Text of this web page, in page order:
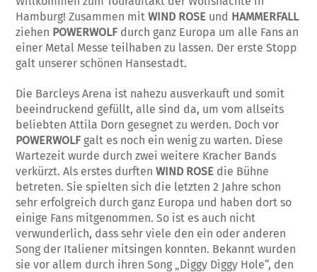
Hamburg! Zusammen mitWIND ROSE und HAMMERFALL
ziehen POWERWOLF durch ganz Europa um alle Fans an
einer Metal Messe teilhaben zu lassen. Der erste Stopp
galt unserer schönen Hansestadt.
Die Barcleys Arena ist nahezu ausverkauft und somit
beeindruckend gefüllt, alle sind da, um vom allseits
beliebten Attila Dorn gesegnet zu werden. Doch vor
POWERWOLF galt es noch ein wenig zu warten. Diese
Wartezeit wurde durch zwei weitere Kracher Bands
verkürzt. Als erstes durftenWIND ROSE die Bühne
betreten. Sie spielten sich die letzten 2 Jahre schon
sehr erfolgreich durch ganz Europa und haben dort so
einige Fans mitgenommen. So ist es auch nicht
verwunderlich, dass sehr viele den ein oder anderen
Song der Italiener mitsingen konnten. Bekannt wurden
sie vor allem durch ihren Song „Diggy Diggy Hole“, den